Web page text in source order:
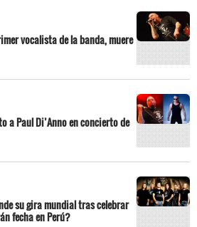
vocalista de la banda, muere
Paul Di’Anno en concierto de
su gira mundial tras celebrar
fecha en Perú?